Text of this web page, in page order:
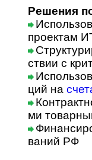
Решения
проектам
ст­вии с
ций на
ми
ва­ний РФ